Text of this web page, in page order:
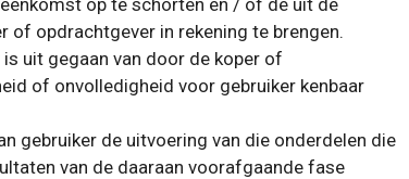
op te schorten en / of de uit de
of opdrachtgever in rekening te brengen.
uit gegaan van door de koper of
of onvolledigheid voor gebruiker kenbaar
gebruiker de uitvoering van die onderdelen die
van de daaraan voorafgaande fase